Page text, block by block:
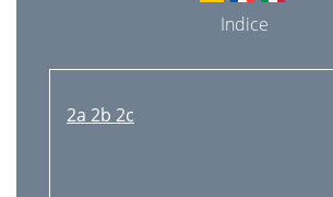
Indice
2a 2b 2c